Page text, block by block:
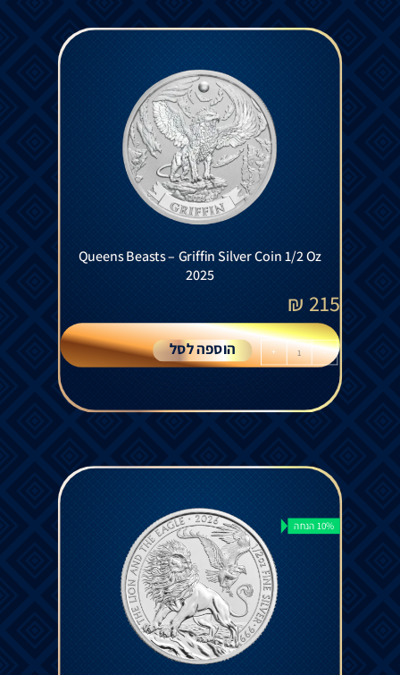
Queens Beasts – Griffin Silver Coin 1/2 Oz
2025
215
₪
-
+ הוספה לסל
10% הנחה